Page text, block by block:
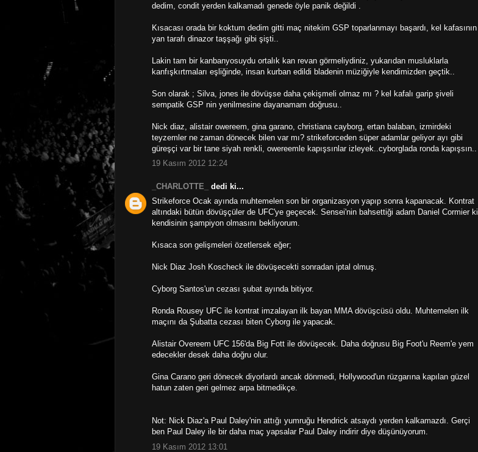
dedim, condit yerden kalkamadı genede öyle panik değildi .
Kısacası orada bir koktum dedim gitti maç nitekim GSP toparlanmayı başardı, kel kafasının
yan tarafı dinazor taşşağı gibi şişti..
Lakin tam bir kanbanyosuydu ortalık kan revan görmeliydiniz, yukarıdan musluklarla
kanfışkırtmaları eşliğinde, insan kurban edildi bladenin müziğiyle kendimizden geçtik..
Son olarak ; Silva, jones ile dövüşse daha çekişmeli olmaz mı ? kel kafalı garip şiveli
sempatik GSP nin yenilmesine dayanamam doğrusu..
Nick diaz, alistair owereem, gina garano, christiana cayborg, ertan balaban, izmirdeki
teyzemler ne zaman dönecek bilen var mı? strikeforceden süper adamlar geliyor ayı gibi
güreşçi var bir tane siyah renkli, owereemle kapışsınlar izleyek..cyborglada ronda kapışsın..
19 Kasım 2012 12:24
_CHARLOTTE_
dedi ki...
Strikeforce Ocak ayında muhtemelen son bir organizasyon yapıp sonra kapanacak. Kontrat
altındaki bütün dövüşçüler de UFC'ye geçecek. Sensei'nin bahsettiği adam Daniel Cormier ki
kendisinin şampiyon olmasını bekliyorum.
Kısaca son gelişmeleri özetlersek eğer;
Nick Diaz Josh Koscheck ile dövüşecekti sonradan iptal olmuş.
Cyborg Santos'un cezası şubat ayında bitiyor.
Ronda Rousey UFC ile kontrat imzalayan ilk bayan MMA dövüşcüsü oldu. Muhtemelen ilk
maçını da Şubatta cezası biten Cyborg ile yapacak.
Alistair Overeem UFC 156'da Big Fott ile dövüşecek. Daha doğrusu Big Foot'u Reem'e yem
edecekler desek daha doğru olur.
Gina Carano geri dönecek diyorlardı ancak dönmedi, Hollywood'un rüzgarına kapılan güzel
hatun zaten geri gelmez arpa bitmedikçe.
Not: Nick Diaz'a Paul Daley'nin attığı yumruğu Hendrick atsaydı yerden kalkamazdı. Gerçi
ben Paul Daley ile bir daha maç yapsalar Paul Daley indirir diye düşünüyorum.
19 Kasım 2012 13:01